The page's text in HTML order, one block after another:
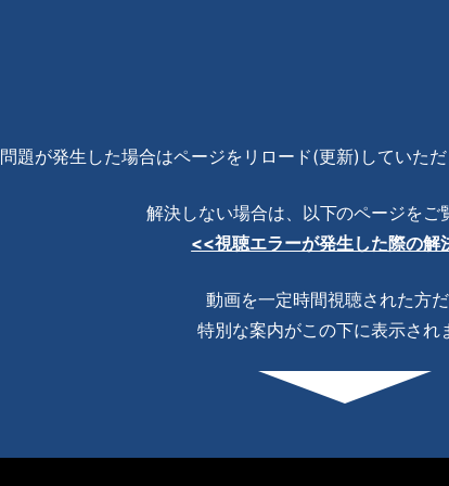
問題が発生した場合はページをリロード(更新)していただ
解決しない場合は、以下のページを
<<視聴エラーが発生した際の解
動画を一定時間視聴された方
特別な案内がこの下に表示され